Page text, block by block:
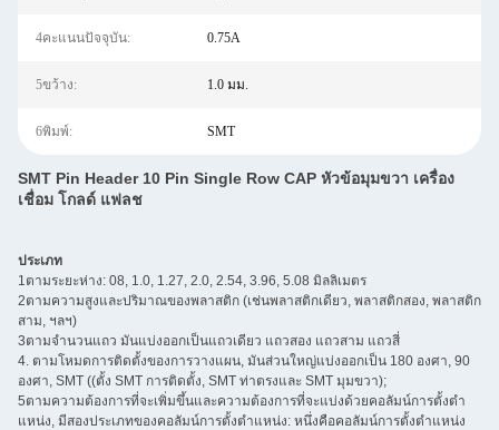
4คะแนนปัจจุบัน: 0.75A
5ขว้าง: 1.0 มม.
6พิมพ์: SMT
SMT Pin Header 10 Pin Single Row CAP หัวข้อมุมขวา เครื่อง
เชื่อม โกลด์ แฟลช
ประเภท
1ตามระยะห่าง: 08, 1.0, 1.27, 2.0, 2.54, 3.96, 5.08 มิลลิเมตร
2ตามความสูงและปริมาณของพลาสติก (เช่นพลาสติกเดียว, พลาสติกสอง, พลาสติก
สาม, ฯลฯ)
3ตามจํานวนแถว มันแบ่งออกเป็นแถวเดียว แถวสอง แถวสาม แถวสี่
4. ตามโหมดการติดตั้งของการวางแผน, มันส่วนใหญ่แบ่งออกเป็น 180 องศา, 90
องศา, SMT ((ตั้ง SMT การติดตั้ง, SMT ท่าตรงและ SMT มุมขวา);
5ตามความต้องการที่จะเพิ่มขึ้นและความต้องการที่จะแบ่งด้วยคอลัมน์การตั้งตํา
แหน่ง, มีสองประเภทของคอลัมน์การตั้งตําแหน่ง: หนึ่งคือคอลัมน์การตั้งตําแหน่ง